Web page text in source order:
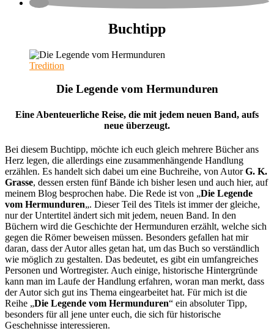
Buchtipp
Tredition
Die Legende vom Hermunduren
Eine Abenteuerliche Reise, die mit jedem neuen Band, aufs
neue überzeugt.
Bei diesem Buchtipp, möchte ich euch gleich mehrere Bücher ans
Herz legen, die allerdings eine zusammenhängende Handlung
erzählen. Es handelt sich dabei um eine Buchreihe, von AutorG. K.
Grasse, dessen ersten fünf Bände ich bisher lesen und auch hier, auf
meinem Blog besprochen habe. Die Rede ist von „Die Legende
vom Hermunduren„. Dieser Teil des Titels ist immer der gleiche,
nur der Untertitel ändert sich mit jedem, neuen Band. In den
Büchern wird die Geschichte der Hermunduren erzählt, welche sich
gegen die Römer beweisen müssen. Besonders gefallen hat mir
daran, dass der Autor alles getan hat, um das Buch so verständlich
wie möglich zu gestalten. Das bedeutet, es gibt ein umfangreiches
Personen und Wortregister. Auch einige, historische Hintergründe
kann man im Laufe der Handlung erfahren, woran man merkt, dass
der Autor sich gut ins Thema eingearbeitet hat. Für mich ist die
Reihe „Die Legende vom Hermunduren“ ein absoluter Tipp,
besonders für all jene unter euch, die sich für historische
Geschehnisse interessieren.